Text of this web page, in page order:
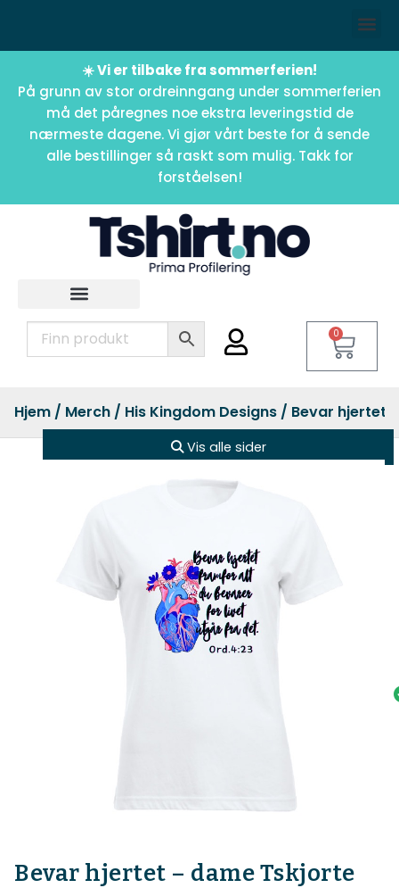
☀️ Vi er tilbake fra sommerferien!
På grunn av stor ordreinngang under sommerferien
må det påregnes noe ekstra leveringstid de
nærmeste dagene. Vi gjør vårt beste for å sende
alle bestillinger så raskt som mulig. Takk for
forståelsen!
0
Hjem / Merch / His Kingdom Designs / Bevar hjertet
Vis alle sider
Bevar hjertet – dame Tskjorte